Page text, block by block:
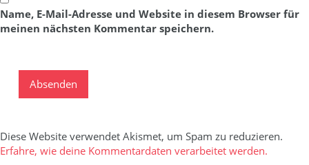
Name, E-Mail-Adresse und Website in diesem Browser für
meinen nächsten Kommentar speichern.
Diese Website verwendet Akismet, um Spam zu reduzieren.
Erfahre, wie deine Kommentardaten verarbeitet werden.